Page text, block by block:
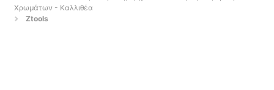
Χρωμάτων - Καλλιθέα
Ztools